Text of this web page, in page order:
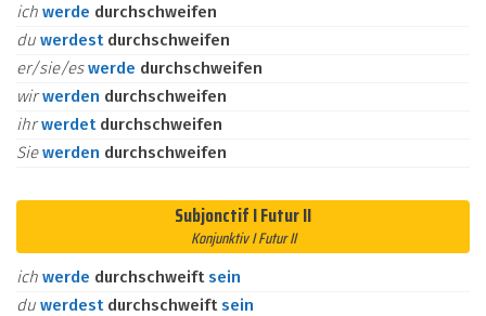
ich werde durchschweifen
du werdest durchschweifen
er/sie/eswerde durchschweifen
wirwerden durchschweifen
ihrwerdet durchschweifen
Siewerden durchschweifen
Subjonctif I Futur II
Konjunktiv I Futur II
ich werde durchschweiftsein
du werdest durchschweiftsein